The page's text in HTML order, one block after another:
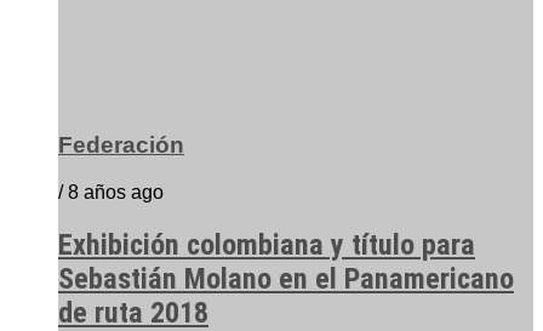
Federación
/ 8 años ago
Exhibición colombiana y título para
Sebastián Molano en el Panamericano
de ruta 2018